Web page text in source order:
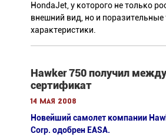
HondaJet, у которого не только
внешний вид, но и поразительные
характеристики.
Hawker 750 получил
сертификат
14 мая 2008
Новейший самолет компании
Corp. одобрен EASA.